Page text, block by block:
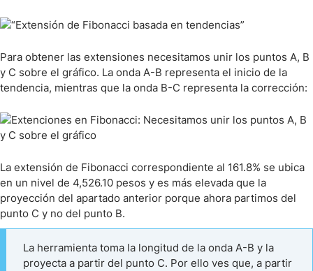
Para obtener las extensiones necesitamos unir los puntos A, B
y C sobre el gráfico. La onda A-B representa el inicio de la
tendencia, mientras que la onda B-C representa la corrección:
La extensión de Fibonacci correspondiente al 161.8% se ubica
en un nivel de 4,526.10 pesos y es más elevada que la
proyección del apartado anterior porque ahora partimos del
punto C y no del punto B.
La herramienta toma la longitud de la onda A-B y la
proyecta a partir del punto C. Por ello ves que, a partir